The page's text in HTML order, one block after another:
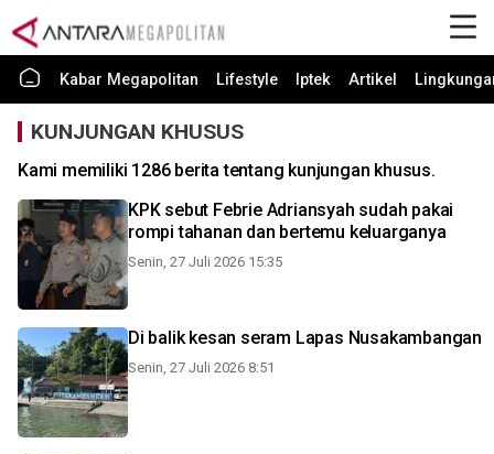
Kabar Megapolitan Lifestyle Iptek Artikel
KUNJUNGAN KHUSUS
Kami memiliki 1286 berita tentang kunjungan khusus.
KPK sebut Febrie Adriansyah sudah pakai
rompi tahanan dan bertemu keluarganya
Senin, 27 Juli 2026 15:35
Di balik kesan seram Lapas Nusakambangan
Senin, 27 Juli 2026 8:51